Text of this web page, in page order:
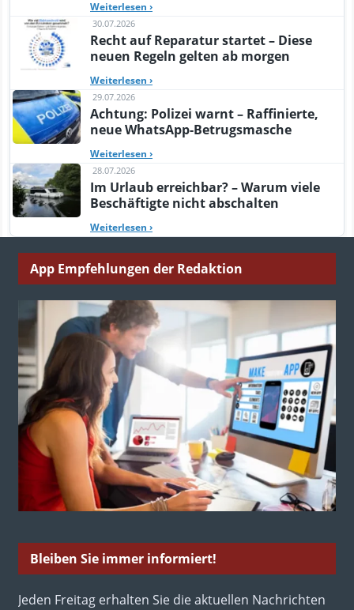
Weiterlesen ›
30.07.2026
Recht auf Reparatur startet – Diese
neuen Regeln gelten ab morgen
Weiterlesen ›
29.07.2026
Achtung: Polizei warnt – Raffinierte,
neue WhatsApp-Betrugsmasche
Weiterlesen ›
28.07.2026
Im Urlaub erreichbar? – Warum viele
Beschäftigte nicht abschalten
Weiterlesen ›
App Empfehlungen der Redaktion
Bleiben Sie immer informiert!
Jeden Freitag erhalten Sie die aktuellen Nachrichten